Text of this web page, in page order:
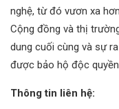
nghệ, từ đó vươn xa
Cộng đồng và thị
dung cuối cùng và sự
được bảo hộ độc
Thông tin liên hệ: